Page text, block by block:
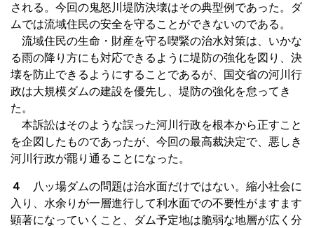
される。今回の鬼怒川堤防決壊はその典型例であった。ダ
ムでは流域住民の安全を守ることができないのである。
流域住民の生命・財産を守る喫緊の治水対策は、いかな
る雨の降り方にも対応できるように堤防の強化を図り、決
壊を防止できるようにすることであるが、国交省の河川行
政は大規模ダムの建設を優先し、堤防の強化を怠ってき
た。
本訴訟はそのような誤った河川行政を根本から正すこと
を企図したものであったが、今回の最高裁決定で、悪しき
河川行政が罷り通ることになった。
４
八ッ場ダムの問題は治水面だけではない。縮小社会に
入り、水余りが一層進行して利水面での不要性がますます
顕著になっていくこと、ダム予定地は脆弱な地層が広く分